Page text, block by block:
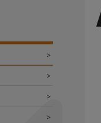
>
>
>
>